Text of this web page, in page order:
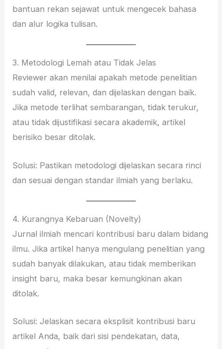
bantuan rekan sejawat untuk mengecek bahasa
dan alur logika tulisan.
3. Metodologi Lemah atau Tidak Jelas
Reviewer akan menilai apakah metode penelitian
sudah valid, relevan, dan dijelaskan dengan baik.
Jika metode terlihat sembarangan, tidak terukur,
atau tidak dijustifikasi secara akademik, artikel
berisiko besar ditolak.
Solusi: Pastikan metodologi dijelaskan secara rinci
dan sesuai dengan standar ilmiah yang berlaku.
4. Kurangnya Kebaruan (Novelty)
Jurnal ilmiah mencari kontribusi baru dalam bidang
ilmu. Jika artikel hanya mengulang penelitian yang
sudah banyak dilakukan, atau tidak memberikan
insight baru, maka besar kemungkinan akan
ditolak.
Solusi: Jelaskan secara eksplisit kontribusi baru
artikel Anda, baik dari sisi pendekatan, data,